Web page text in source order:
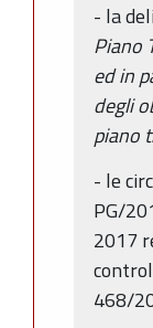
- la
Piano
ed in
degli
piano
- le
PG/
2017
468/